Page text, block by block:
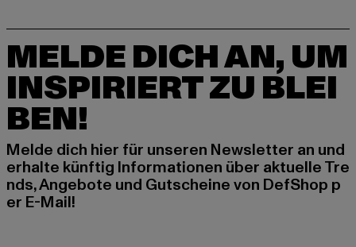
MELDE DICH AN, UM
INSPIRIERT ZU BLEI
BEN!
Melde dich hier für unseren Newsletter an und
erhalte künftig Informationen über aktuelle Tre
nds, Angebote und Gutscheine von DefShop p
er E-Mail!